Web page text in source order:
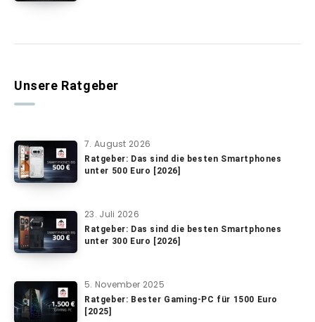
Unsere Ratgeber
7. August 2026
Ratgeber: Das sind die besten Smartphones
unter 500 Euro [2026]
23. Juli 2026
Ratgeber: Das sind die besten Smartphones
unter 300 Euro [2026]
5. November 2025
Ratgeber: Bester Gaming-PC für 1500 Euro
[2025]